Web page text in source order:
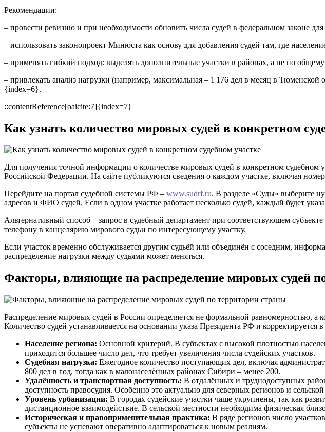
Рекомендации:
– провести ревизию и при необходимости обновить числа судей в федеральном законе
– использовать законопроект Минюста как основу для добавления судей там, где
– применять гибкий подход: выделять дополнительные участки в районах, а не по
– привлекать анализ нагрузки (например, максимальная – 1 176 дел в месяц в Тюменской
{index=6}.
::contentReference[oaicite:7]{index=7}
Как узнать количество мировых судей в конкретном
Для получения точной информации о количестве мировых судей в конкретном судебном
Российской Федерации. На сайте публикуются сведения о каждом участке, включая
Перейдите на портал судебной системы РФ – www.sudrf.ru. В разделе «Суды» выберите
адресов и ФИО судей. Если в одном участке работает несколько судей, каждый будет
Альтернативный способ – запрос в судебный департамент при соответствующем
телефону в канцелярию мирового судьи по интересующему участку.
Если участок временно обслуживается другим судьёй или объединён с соседним,
распределение нагрузки между судьями может меняться.
Факторы, влияющие на распределение мировых судей
Распределение мировых судей в России определяется не формальной равномерностью,
Количество судей устанавливается на основании указа Президента РФ и
Население региона: Основной критерий. В субъектах с высокой плотностью
приходится большее число дел, что требует увеличения числа судейских участков.
Судебная нагрузка: Ежегодное количество поступающих дел, включая
800 дел в год, тогда как в малонаселённых районах Сибири – менее 200.
Удалённость и транспортная доступность: В отдалённых и труднодоступных
доступность правосудия. Особенно это актуально для северных регионов и
Уровень урбанизации: В городах судейские участки чаще укрупнены, так как
дистанционное взаимодействие. В сельской местности необходима физическая
Историческая и правоприменительная практика: В ряде регионов число
субъекты не успевают оперативно адаптироваться к новым реалиям.